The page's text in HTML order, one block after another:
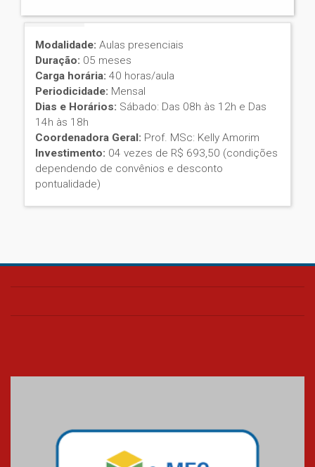
Modalidade: Aulas presenciais
Duração: 05 meses
Carga horária: 40 horas/aula
Periodicidade: Mensal
Dias e Horários: Sábado: Das 08h às 12h e Das
14h às 18h
Coordenadora Geral: Prof. MSc: Kelly Amorim
Investimento: 04 vezes de R$ 693,50 (condições
dependendo de convênios e desconto
pontualidade)